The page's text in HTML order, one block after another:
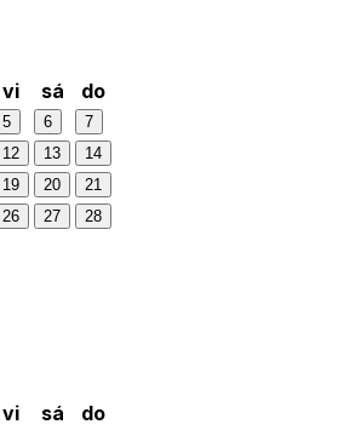
vi sá do
5 6
7
12 13
14
19 20
21
26 27
28
vi sá do